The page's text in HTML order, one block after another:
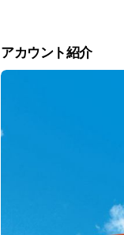
Sat07:00 - 20:00
定休日：毎月第2日曜日／
アカウント紹介